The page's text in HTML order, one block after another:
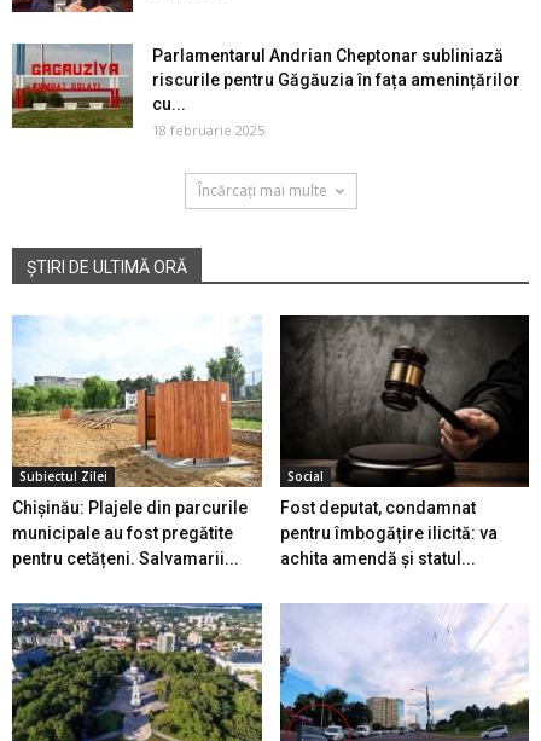
Parlamentarul Andrian Cheptonar subliniază
riscurile pentru Găgăuzia în fața amenințărilor
cu...
18 februarie 2025
Încărcați mai multe
ȘTIRI DE ULTIMĂ ORĂ
Subiectul Zilei
Chișinău: Plajele din parcurile
municipale au fost pregătite
pentru cetățeni. Salvamarii...
Social
Fost deputat, condamnat
pentru îmbogățire ilicită: va
achita amendă și statul...